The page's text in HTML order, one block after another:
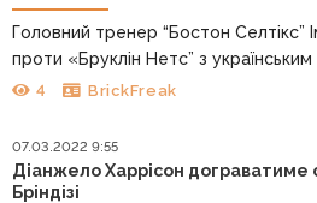
Головний тренер “Бостон Селтікс”
проти «Бруклін Нетс” з
4 BrickFreak
07.03.2022 9:55
Діанжело Харрісон дограватиме
Бріндізі